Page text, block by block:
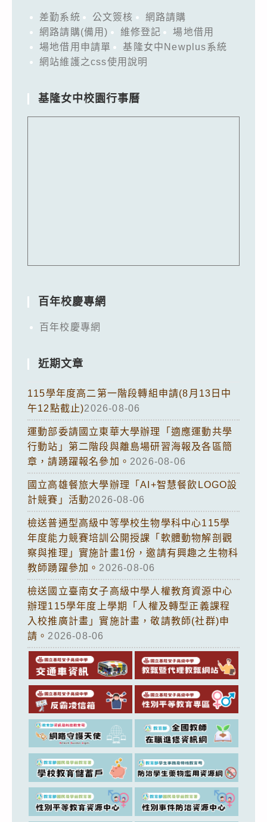
差勤系統 公文簽核
網路請購
網路請購(備用)
維修登記
場地借用
場地借用申請單
基隆女中Newplus系統
網站維護之css使用說明
基隆女中校園行事曆
百年校慶專網
百年校慶專網
近期文章
115學年度高二第一階段轉組申請(8月13日中
午12點截止)2026-08-06
運動部委請國立東華大學辦理「適應運動共學
行動站」第二階段與離島場研習海報及各區簡
章，請踴躍報名參加。 2026-08-06
國立高雄餐旅大學辦理「AI+智慧餐飲LOGO設
計競賽」活動2026-08-06
檢送普通型高級中等學校生物學科中心115學
年度能力競賽培訓公開授課「軟體動物解剖觀
察與推理」實施計畫1份，邀請有興趣之生物科
教師踴躍參加。 2026-08-06
檢送國立臺南女子高級中學人權教育資源中心
辦理115學年度上學期「人權及轉型正義課程
入校推廣計畫」實施計畫，敬請教師(社群)申
請。 2026-08-06